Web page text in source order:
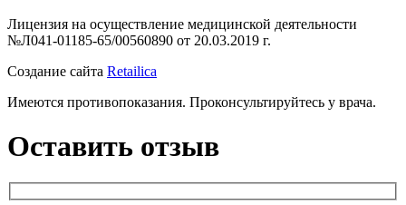
Лицензия на осуществление медицинской деятельности
№Л041-01185-65/00560890 от 20.03.2019 г.
Создание сайта Retailica
Имеются противопоказания. Проконсультируйтесь у врача.
Оставить отзыв